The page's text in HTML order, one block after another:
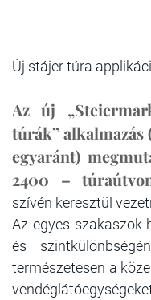
Új stájer túra
Az új
túrák”
egyaránt)
2400 –
szívén keresztül
Az egyes szakaszok
és
természetesen a